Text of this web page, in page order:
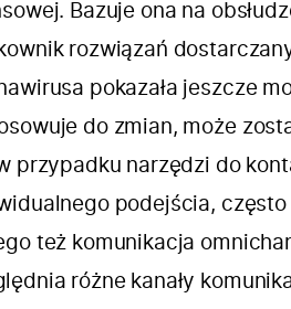
Bazuje ona na
rozwiązań
pokazała jeszcze
do zmian, może
przypadku narzędzi do
podejścia,
też komunikacja
różne kanały